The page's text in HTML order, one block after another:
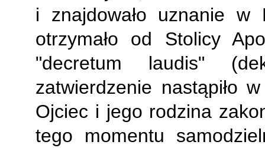
i znajdowało uznanie
otrzymało od Stolicy
"decretum laudis"
zatwierdzenie nastąpiło
Ojciec i jego rodzina
tego momentu